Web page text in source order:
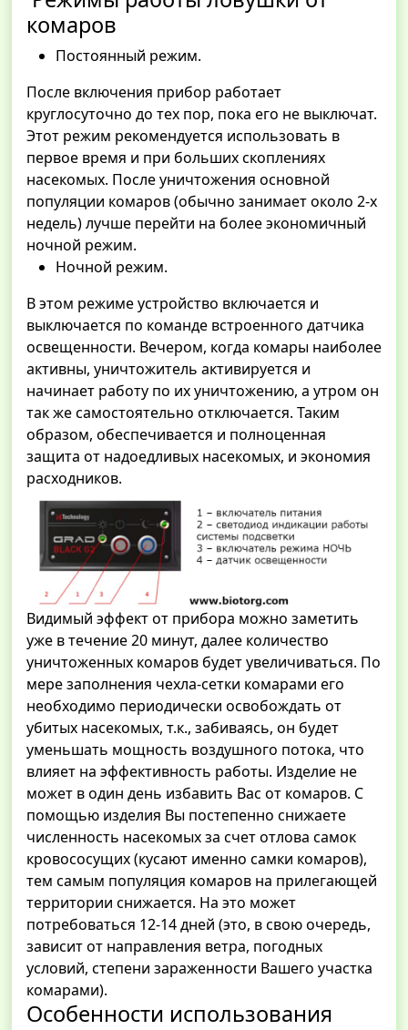
комаров
Постоянный режим.
После включения прибор работает
круглосуточно до тех пор, пока его не выключат.
Этот режим рекомендуется использовать в
первое время и при больших скоплениях
насекомых. После уничтожения основной
популяции комаров (обычно занимает около 2-х
недель) лучше перейти на более экономичный
ночной режим.
Ночной режим.
В этом режиме устройство включается и
выключается по команде встроенного датчика
освещенности. Вечером, когда комары наиболее
активны, уничтожитель активируется и
начинает работу по их уничтожению, а утром он
так же самостоятельно отключается. Таким
образом, обеспечивается и полноценная
защита от надоедливых насекомых, и экономия
расходников.
Видимый эффект от прибора можно заметить
уже в течение 20 минут, далее количество
уничтоженных комаров будет увеличиваться. По
мере заполнения чехла-сетки комарами его
необходимо периодически освобождать от
убитых насекомых, т.к., забиваясь, он будет
уменьшать мощность воздушного потока, что
влияет на эффективность работы. Изделие не
может в один день избавить Вас от комаров. С
помощью изделия Вы постепенно снижаете
численность насекомых за счет отлова самок
кровососущих (кусают именно самки комаров),
тем самым популяция комаров на прилегающей
территории снижается. На это может
потребоваться 12-14 дней (это, в свою очередь,
зависит от направления ветра, погодных
условий, степени зараженности Вашего участка
комарами).
Особенности использования